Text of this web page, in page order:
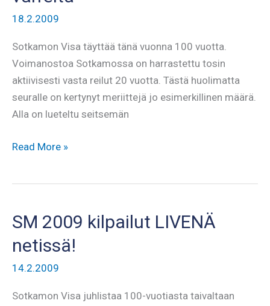
18.2.2009
Sotkamon Visa täyttää tänä vuonna 100 vuotta.
Voimanostoa Sotkamossa on harrastettu tosin
aktiivisesti vasta reilut 20 vuotta. Tästä huolimatta
seuralle on kertynyt meriittejä jo esimerkillinen määrä.
Alla on lueteltu seitsemän
Sotkamon
–
tilastollista
faktaa
vuosien
Read More »
SM 2009 kilpailut LIVENÄ
netissä!
14.2.2009
Sotkamon Visa juhlistaa 100-vuotiasta taivaltaan